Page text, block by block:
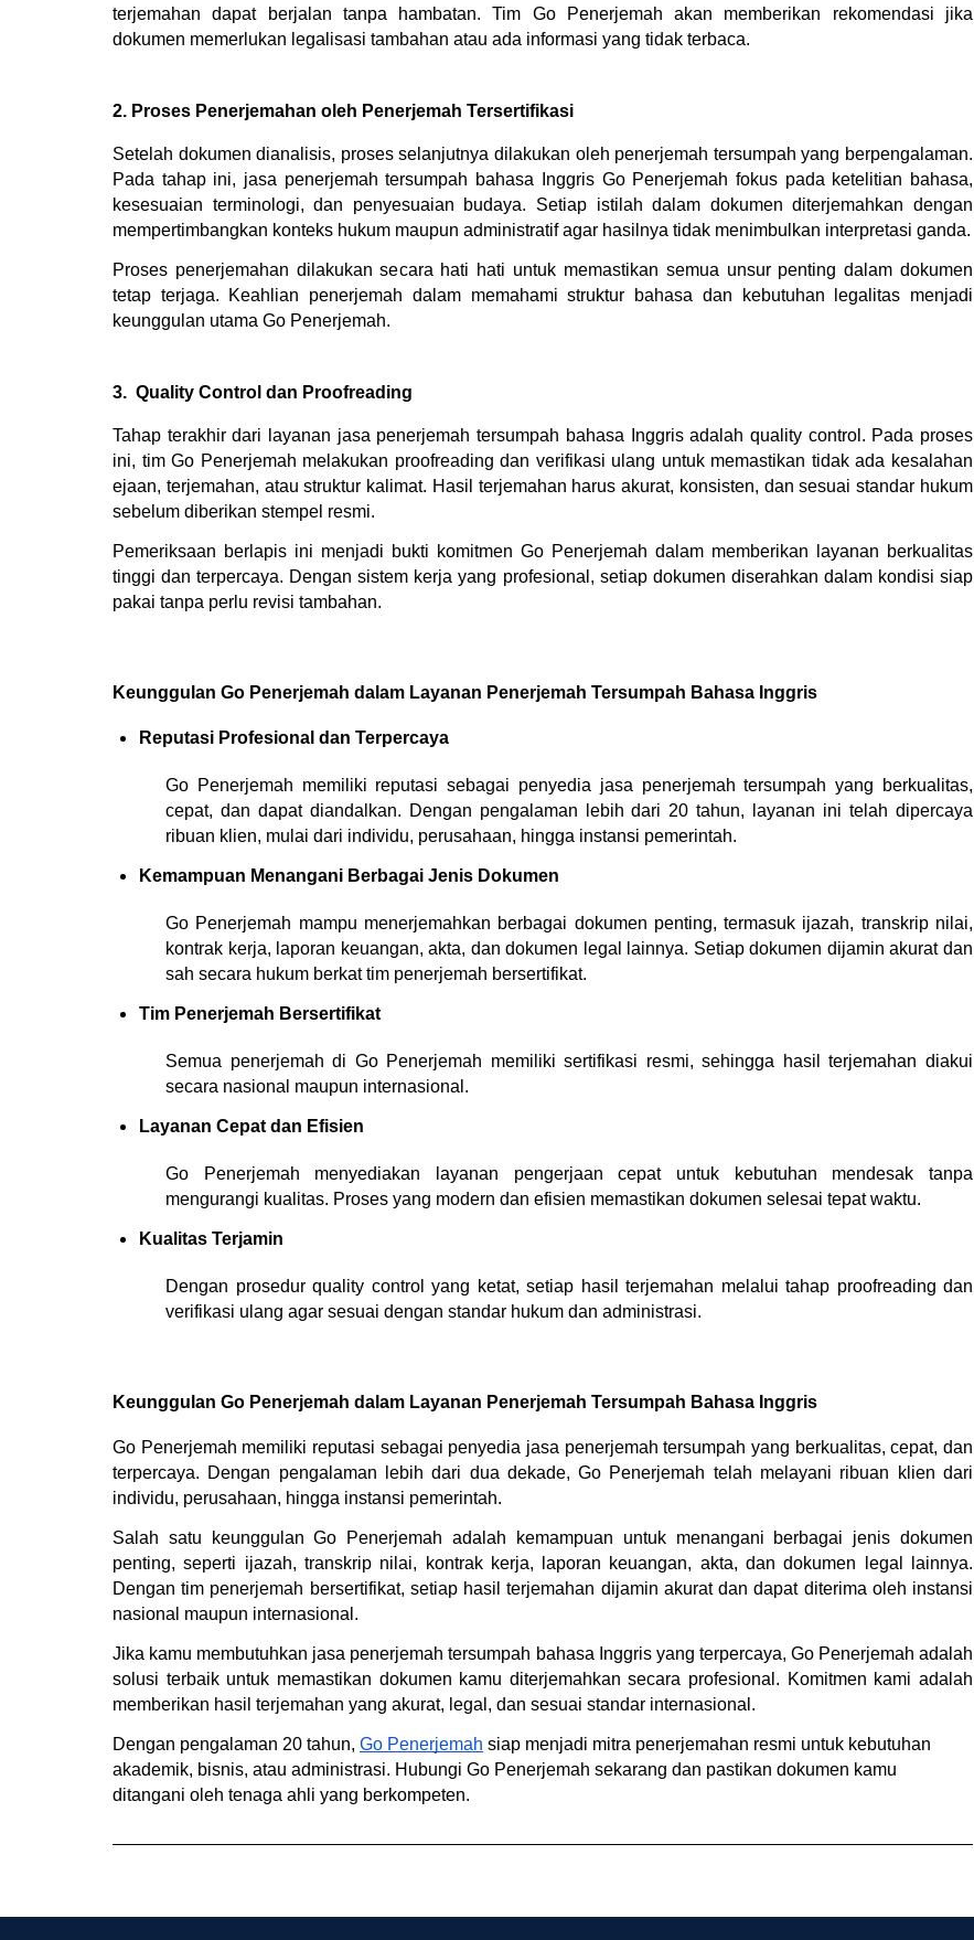
terjemahan dapat berjalan tanpa hambatan. Tim Go Penerjemah akan memberikan rekomendasi jika
dokumen memerlukan legalisasi tambahan atau ada informasi yang tidak terbaca.
2. Proses Penerjemahan oleh Penerjemah Tersertifikasi
Setelah dokumen dianalisis, proses selanjutnya dilakukan oleh penerjemah tersumpah yang berpengalaman.
Pada tahap ini, jasa penerjemah tersumpah bahasa Inggris Go Penerjemah fokus pada ketelitian bahasa,
kesesuaian terminologi, dan penyesuaian budaya. Setiap istilah dalam dokumen diterjemahkan dengan
mempertimbangkan konteks hukum maupun administratif agar hasilnya tidak menimbulkan interpretasi ganda.
Proses penerjemahan dilakukan secara hati hati untuk memastikan semua unsur penting dalam dokumen
tetap terjaga. Keahlian penerjemah dalam memahami struktur bahasa dan kebutuhan legalitas menjadi
keunggulan utama Go Penerjemah.
3.  Quality Control dan Proofreading
Tahap terakhir dari layanan jasa penerjemah tersumpah bahasa Inggris adalah quality control. Pada proses
ini, tim Go Penerjemah melakukan proofreading dan verifikasi ulang untuk memastikan tidak ada kesalahan
ejaan, terjemahan, atau struktur kalimat. Hasil terjemahan harus akurat, konsisten, dan sesuai standar hukum
sebelum diberikan stempel resmi.
Pemeriksaan berlapis ini menjadi bukti komitmen Go Penerjemah dalam memberikan layanan berkualitas
tinggi dan terpercaya. Dengan sistem kerja yang profesional, setiap dokumen diserahkan dalam kondisi siap
pakai tanpa perlu revisi tambahan.
Keunggulan Go Penerjemah dalam Layanan Penerjemah Tersumpah Bahasa Inggris
Reputasi Profesional dan Terpercaya
Go Penerjemah memiliki reputasi sebagai penyedia jasa penerjemah tersumpah yang berkualitas,
cepat, dan dapat diandalkan. Dengan pengalaman lebih dari 20 tahun, layanan ini telah dipercaya
ribuan klien, mulai dari individu, perusahaan, hingga instansi pemerintah.
Kemampuan Menangani Berbagai Jenis Dokumen
Go Penerjemah mampu menerjemahkan berbagai dokumen penting, termasuk ijazah, transkrip nilai,
kontrak kerja, laporan keuangan, akta, dan dokumen legal lainnya. Setiap dokumen dijamin akurat dan
sah secara hukum berkat tim penerjemah bersertifikat.
Tim Penerjemah Bersertifikat
Semua penerjemah di Go Penerjemah memiliki sertifikasi resmi, sehingga hasil terjemahan diakui
secara nasional maupun internasional.
Layanan Cepat dan Efisien
Go Penerjemah menyediakan layanan pengerjaan cepat untuk kebutuhan mendesak tanpa
mengurangi kualitas. Proses yang modern dan efisien memastikan dokumen selesai tepat waktu.
Kualitas Terjamin
Dengan prosedur quality control yang ketat, setiap hasil terjemahan melalui tahap proofreading dan
verifikasi ulang agar sesuai dengan standar hukum dan administrasi.
Keunggulan Go Penerjemah dalam Layanan Penerjemah Tersumpah Bahasa Inggris
Go Penerjemah memiliki reputasi sebagai penyedia jasa penerjemah tersumpah yang berkualitas, cepat, dan
terpercaya. Dengan pengalaman lebih dari dua dekade, Go Penerjemah telah melayani ribuan klien dari
individu, perusahaan, hingga instansi pemerintah.
Salah satu keunggulan Go Penerjemah adalah kemampuan untuk menangani berbagai jenis dokumen
penting, seperti ijazah, transkrip nilai, kontrak kerja, laporan keuangan, akta, dan dokumen legal lainnya.
Dengan tim penerjemah bersertifikat, setiap hasil terjemahan dijamin akurat dan dapat diterima oleh instansi
nasional maupun internasional.
Jika kamu membutuhkan jasa penerjemah tersumpah bahasa Inggris yang terpercaya, Go Penerjemah adalah
solusi terbaik untuk memastikan dokumen kamu diterjemahkan secara profesional. Komitmen kami adalah
memberikan hasil terjemahan yang akurat, legal, dan sesuai standar internasional.
Dengan pengalaman 20 tahun, Go Penerjemah siap menjadi mitra penerjemahan resmi untuk kebutuhan
akademik, bisnis, atau administrasi. Hubungi Go Penerjemah sekarang dan pastikan dokumen kamu
ditangani oleh tenaga ahli yang berkompeten.